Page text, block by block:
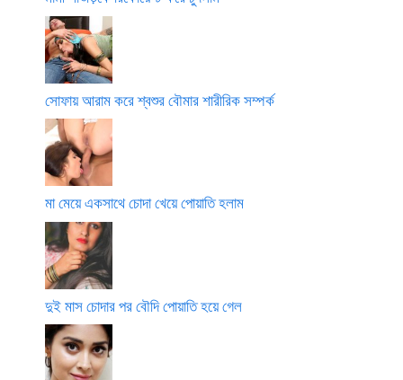
সোফায় আরাম করে শ্বশুর বৌমার শারীরিক সম্পর্ক
মা মেয়ে একসাথে চোদা খেয়ে পোয়াতি হলাম
দুই মাস চোদার পর বৌদি পোয়াতি হয়ে গেল